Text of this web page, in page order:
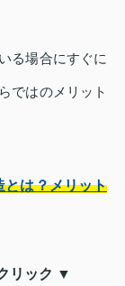
る場合にすぐに
ではのメリット
とは？メリット
リック ▼